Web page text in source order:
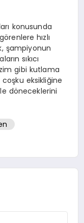
konusunda
hızlı
şampiyonun
sıkıcı
gibi kutlama
eksikliğine
döneceklerini